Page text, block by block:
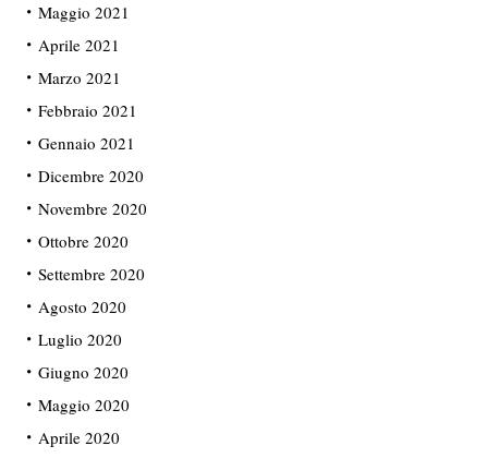
Maggio 2021
Aprile 2021
Marzo 2021
Febbraio 2021
Gennaio 2021
Dicembre 2020
Novembre 2020
Ottobre 2020
Settembre 2020
Agosto 2020
Luglio 2020
Giugno 2020
Maggio 2020
Aprile 2020